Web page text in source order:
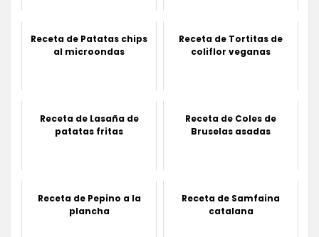
Receta de Patatas chips
al microondas
Receta de Tortitas de
coliflor veganas
Receta de Lasaña de
patatas fritas
Receta de Coles de
Bruselas asadas
Receta de Pepino a la
plancha
Receta de Samfaina
catalana